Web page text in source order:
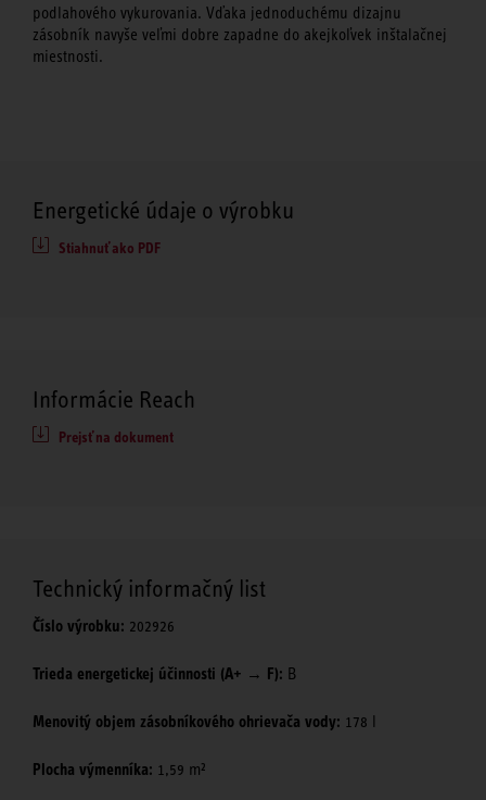
podlahového vykurovania. Vďaka jednoduchému dizajnu
zásobník navyše veľmi dobre zapadne do akejkoľvek inštalačnej
miestnosti.
Energetické údaje o výrobku
Stiahnuť ako PDF
Informácie Reach
Prejsť na dokument
Technický informačný list
Číslo výrobku: 202926
Trieda energetickej účinnosti (A+ → F): B
Menovitý objem zásobníkového ohrievača vody: 178 l
Plocha výmenníka: 1,59 m²